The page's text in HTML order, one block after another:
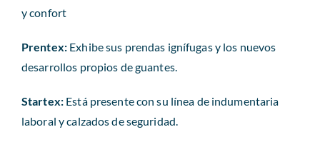
y confort
Prentex: Exhibe sus prendas ignífugas y los nuevos
desarrollos propios de guantes.
Startex: Está presente con su línea de indumentaria
laboral y calzados de seguridad.